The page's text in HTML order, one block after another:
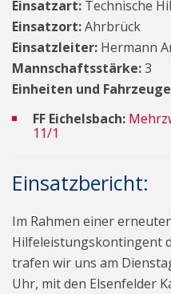
Einsatzart: Technische
Einsatzort:Ahrbrück
Einsatzleiter: Hermann
Mannschaftsstärke:3
Einheiten und
FF Eichelsbach:
11/1
Einsatzbericht:
Im Rahmen einer
Hilfeleistungskontingent
trafen wir uns am
Uhr, mit den Elsenfelder